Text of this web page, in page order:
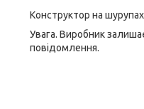
Конструктор на
Увага. Виробник
повідомлення.